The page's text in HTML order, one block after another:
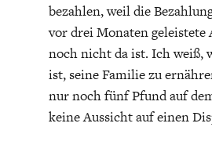
bezahlen, weil die
vor drei Monaten
noch nicht da ist. Ich weiß,
ist, seine Familie zu
nur noch fünf Pfund auf
keine Aussicht auf einen